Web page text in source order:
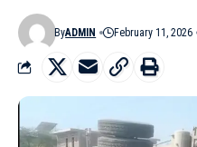
ByADMIN February 11, 2026